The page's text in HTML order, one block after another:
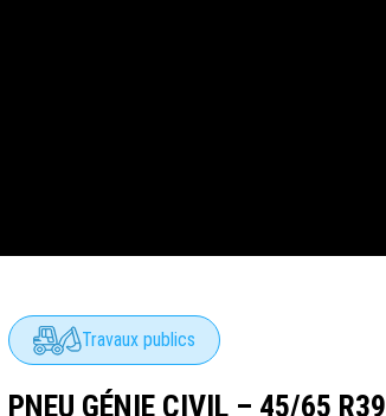
Travaux publics
PNEU GÉNIE CIVIL – 45/65 R39